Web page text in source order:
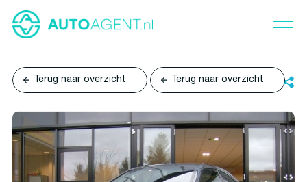
Terug naar overzicht Terug naar overzicht